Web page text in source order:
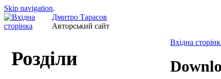
Skip navigation.
Дмитро Тарасов
Авторський сайт
Розділи
Вхідна